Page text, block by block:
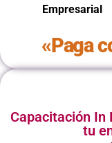
Empresarial
«Paga
Capacitación In
tu